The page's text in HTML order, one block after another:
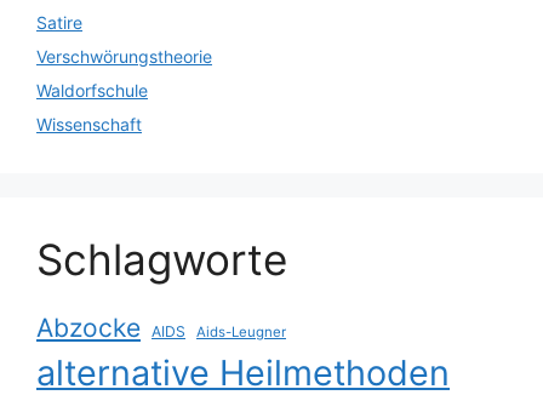
Satire
Verschwörungstheorie
Waldorfschule
Wissenschaft
Schlagworte
Abzocke AIDS Aids-Leugner
alternative Heilmethoden